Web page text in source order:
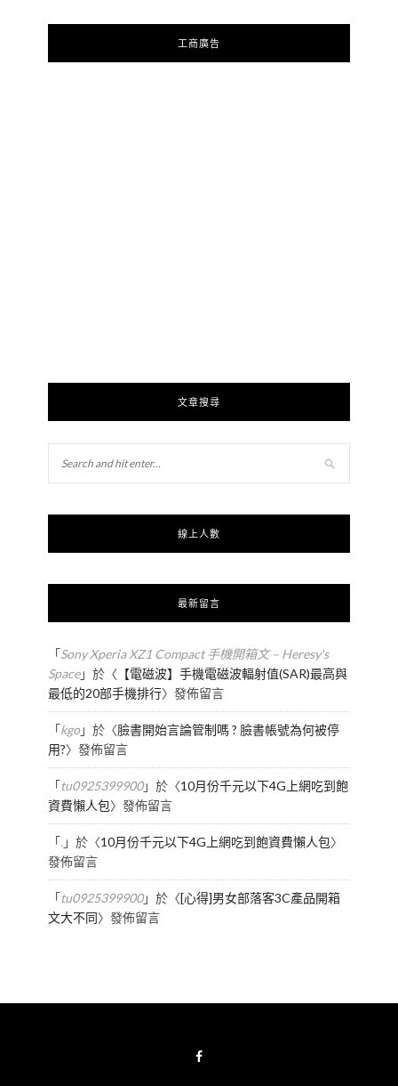
工商廣告
文章搜尋
線上人數
最新留言
「Sony Xperia XZ1 Compact 手機開箱文 – Heresy's
Space」於〈 【電磁波】手機電磁波輻射值(SAR)最高與
最低的20部手機排行〉發佈留言
「kgo」於〈臉書開始言論管制嗎 ? 臉書帳號為何被停
用?〉發佈留言
「tu0925399900」於〈10月份千元以下4G上網吃到飽
資費懶人包〉發佈留言
「.」於〈10月份千元以下4G上網吃到飽資費懶人包〉
發佈留言
「tu0925399900」於〈[心得]男女部落客3C產品開箱
文大不同〉發佈留言